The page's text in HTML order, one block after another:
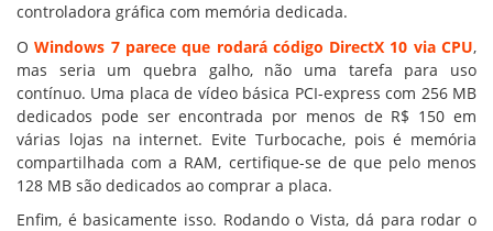
controladora gráfica com memória dedicada.
OWindows 7 parece que rodará código DirectX 10 via CPU,
mas seria um quebra galho, não uma tarefa para uso
contínuo. Uma placa de vídeo básica PCI-express com 256 MB
dedicados pode ser encontrada por menos de R$ 150 em
várias lojas na internet. Evite Turbocache, pois é memória
compartilhada com a RAM, certifique-se de que pelo menos
128 MB são dedicados ao comprar a placa.
Enfim, é basicamente isso. Rodando o Vista, dá para rodar o